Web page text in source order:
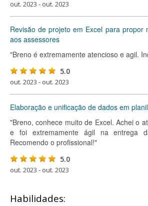
out. 2023 - out. 2023
Revisão de projeto em Excel para propor
aos assessores
"Breno é extremamente atencioso e agil.
5.0
out. 2023 - out. 2023
Elaboração e unificação de dados em
"Breno, conhece muito de Excel. Achei o
e foi extremamente ágil na entrega
Recomendo o profissional!"
5.0
out. 2023 - out. 2023
Habilidades: